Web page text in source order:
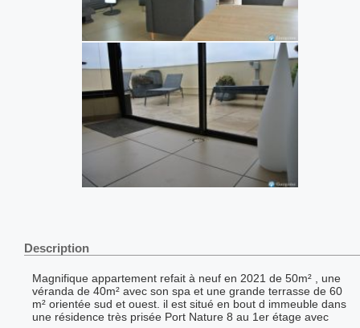
Description
Magnifique appartement refait à neuf en 2021 de 50m² , une
véranda de 40m² avec son spa et une grande terrasse de 60
m² orientée sud et ouest. il est situé en bout d immeuble dans
une résidence très prisée Port Nature 8 au 1er étage avec